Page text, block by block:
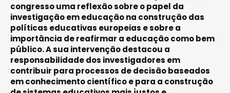
congresso uma reflexão sobre o papel da
investigação em educação na construção das
políticas educativas europeias e sobre a
importância de reafirmar a educação como bem
público. A sua intervenção destacou a
responsabilidade dos investigadores em
contribuir para processos de decisão baseados
em conhecimento científico e para a construção